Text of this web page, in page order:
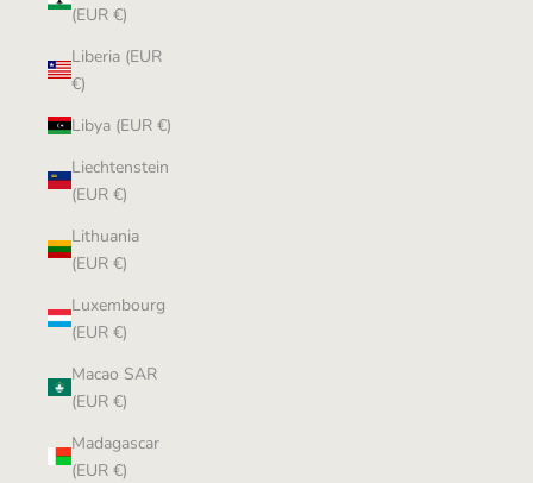
(EUR €)
Liberia (EUR
€)
Libya (EUR €)
Liechtenstein
(EUR €)
Lithuania
(EUR €)
Luxembourg
(EUR €)
Macao SAR
(EUR €)
Madagascar
(EUR €)